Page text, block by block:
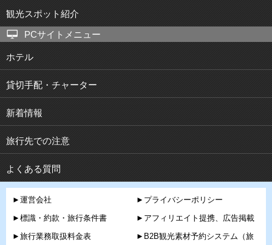
観光スポット紹介
PCサイトメニュー
ホテル
貸切手配・チャーター
新着情報
旅行先での注意
よくある質問
►運営会社
►標識・約款・旅行条件書
►旅行業務取扱料金表
►プライバシーポリシー
►アフィリエイト提携、広告掲載
►B2B観光素材予約システム（旅